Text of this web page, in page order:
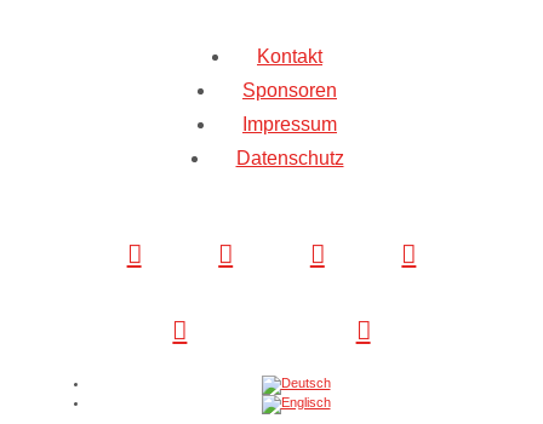
Kontakt
Sponsoren
Impressum
Datenschutz